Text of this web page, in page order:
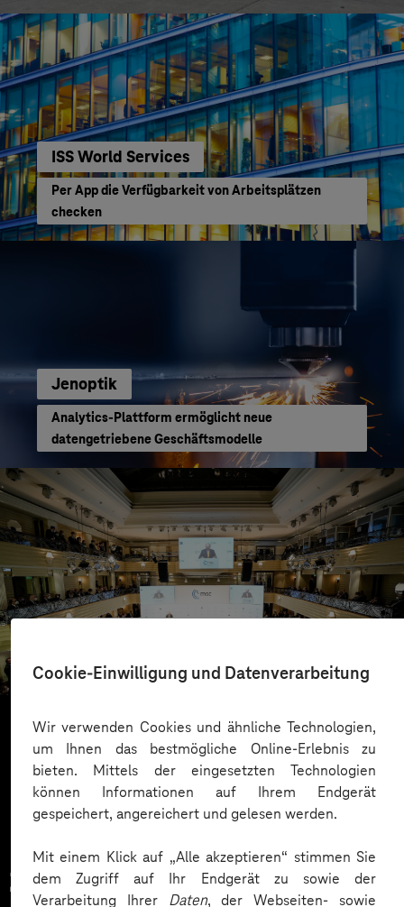
Cookie-Einwilligung und Datenverarbeitung
Wir verwenden Cookies und ähnliche Technologien,
um Ihnen das bestmögliche Online-Erlebnis zu
bieten. Mittels der eingesetzten Technologien
können Informationen auf Ihrem Endgerät
gespeichert, angereichert und gelesen werden.
Mit einem Klick auf „Alle akzeptieren“ stimmen Sie
dem Zugriff auf Ihr Endgerät zu sowie der
Verarbeitung Ihrer Daten, der Webseiten- sowie
ISS World Services
Per App die Verfügbarkeit von Arbeitsplätzen
checken
Jenoptik
Analytics-Plattform ermöglicht neue
datengetriebene Geschäftsmodelle
Mehr Sicherheit dank digitaler Personenzählung
Mehr laden
Zahlreiche Unternehmen